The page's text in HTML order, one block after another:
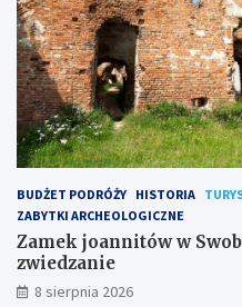
j
e
m
n
i
c
z
e
g
o
z
a
k
o
w
i
e
d
z
a
n
i
e
BUDŻET PODRÓŻY HISTORIA
ZABYTKI ARCHEOLOGICZNE
Zamek joannitów w
zwiedzanie
8 sierpnia 2026